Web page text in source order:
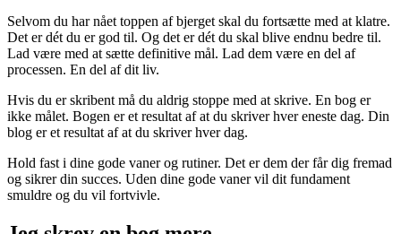
Selvom du har nået toppen af bjerget skal du fortsætte med at klatre.
Det er dét du er god til. Og det er dét du skal blive endnu bedre til.
Lad være med at sætte definitive mål. Lad dem være en del af
processen. En del af dit liv.
Hvis du er skribent må du aldrig stoppe med at skrive. En bog er
ikke målet. Bogen er et resultat af at du skriver hver eneste dag. Din
blog er et resultat af at du skriver hver dag.
Hold fast i dine gode vaner og rutiner. Det er dem der får dig fremad
og sikrer din succes. Uden dine gode vaner vil dit fundament
smuldre og du vil fortvivle.